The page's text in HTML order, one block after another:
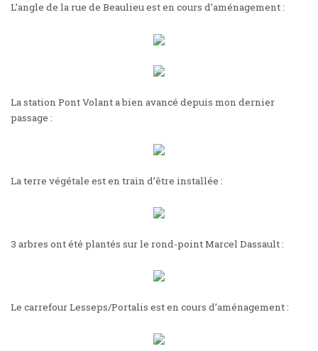
L’angle de la rue de Beaulieu est en cours d’aménagement :
La station Pont Volant a bien avancé depuis mon dernier
passage :
La terre végétale est en train d’être installée :
3 arbres ont été plantés sur le rond-point Marcel Dassault :
Le carrefour Lesseps/Portalis est en cours d’aménagement :